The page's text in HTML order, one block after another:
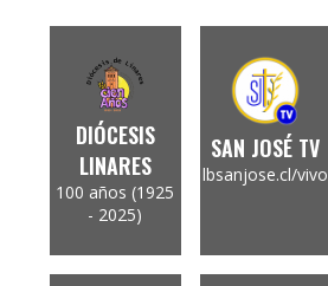
DIÓCESIS
LINARES
100 años (1925
- 2025)
SAN JOSÉ TV
lbsanjose.cl/vivo